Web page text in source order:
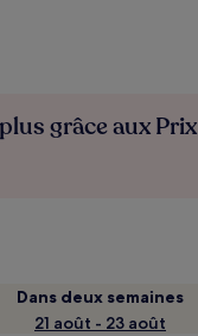
grâce aux Prix
Dans deux semaines
21 août - 23 août